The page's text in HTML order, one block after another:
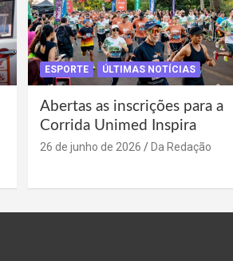
ESPORTE ÚLTIMAS NOTÍCIAS
Abertas as inscrições para a
Corrida Unimed Inspira
26 de junho de 2026 Da Redação